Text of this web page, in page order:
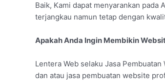
Baik, Kami dapat menyarankan pada
terjangkau namun tetap dengan
Apakah Anda Ingin Membikin
Lentera Web selaku Jasa
dan atau jasa pembuatan website